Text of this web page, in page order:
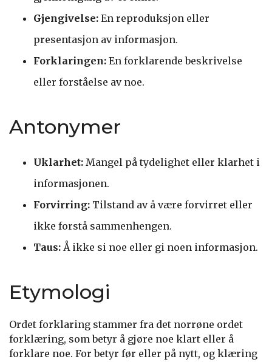
Gjengivelse: En reproduksjon eller
presentasjon av informasjon.
Forklaringen: En forklarende beskrivelse
eller forståelse av noe.
Antonymer
Uklarhet: Mangel på tydelighet eller klarhet i
informasjonen.
Forvirring: Tilstand av å være forvirret eller
ikke forstå sammenhengen.
Taus: Å ikke si noe eller gi noen informasjon.
Etymologi
Ordet forklaring stammer fra det norrøne ordet
forklæring, som betyr å gjøre noe klart eller å
forklare noe. For betyr før eller på nytt, og klæring